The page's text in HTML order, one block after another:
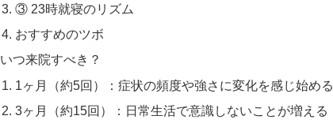
③ 23時就寝のリズム
おすすめのツボ
いつ来院すべき？
1ヶ月（約5回）：症状の頻度や強さに変化を感じ始める
3ヶ月（約15回）：日常生活で意識しないことが増える